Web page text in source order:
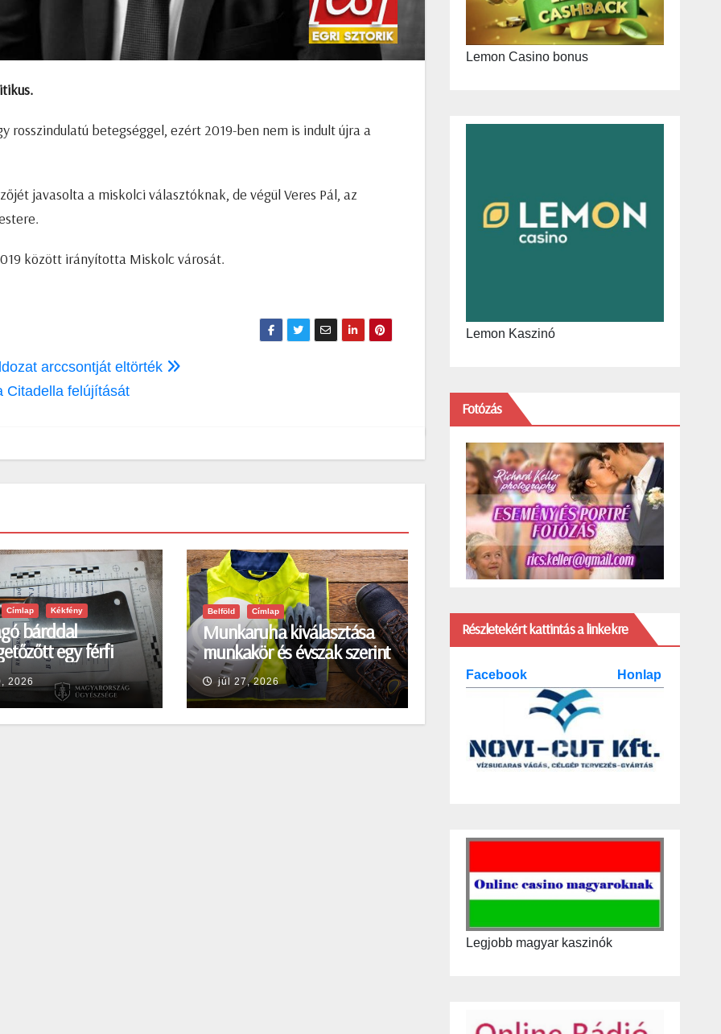
rosszindulatú betegséggel, ezért 2019-ben nem is indult újra a
javasolta a miskolci választóknak, de végül Veres Pál, az
között irányította Miskolc városát.
arccsontját eltörték
Citadella felújítását
Címlap Kékfény
bárddal
egy férfi
2026
Belföld Címlap
Munkaruha kiválasztása
munkakör és évszak szerint
júl 27, 2026
Lemon Casino bonus
Lemon Kaszinó
Fotózás
Részletekért kattintás a linkekre
Facebook Honlap
Legjobb magyar kaszinók